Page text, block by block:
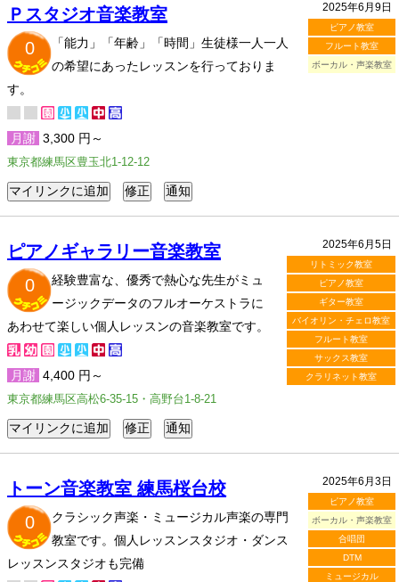
2025年6月9日
ピアノ教室
フルート教室
ボーカル・声楽教室
Ｐスタジオ音楽教室
0
「能力」「年齢」「時間」生徒様一人一人
の希望にあったレッスンを行っておりま
す。
月謝 3,300 円～
東京都練馬区豊玉北1-12-12
2025年6月5日
リトミック教室
ピアノ教室
ギター教室
バイオリン・チェロ教室
フルート教室
サックス教室
クラリネット教室
ピアノギャラリー音楽教室
0
経験豊富な、優秀で熱心な先生がミュ
ージックデータのフルオーケストラに
あわせて楽しい個人レッスンの音楽教室です。
月謝 4,400 円～
東京都練馬区高松6-35-15・高野台1-8-21
2025年6月3日
ピアノ教室
ボーカル・声楽教室
合唱団
DTM
ミュージカル
トーン音楽教室 練馬桜台校
0
クラシック声楽・ミュージカル声楽の専門
教室です。個人レッスンスタジオ・ダンス
レッスンスタジオも完備